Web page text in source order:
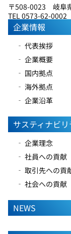
〒508-0023 岐阜
TEL 0573-62-
企業情報
‐ 代表挨拶
‐ 企業概要
‐ 国内拠点
‐ 海外拠点
‐ 企業沿革
サスティナビリ
‐ 企業理念
‐ 社員への貢献
‐ 取引先への貢
‐ 社会への貢献
NEWS